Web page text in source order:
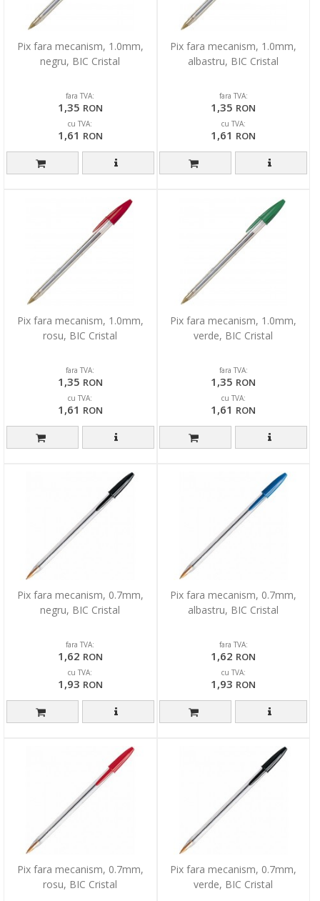
Pix fara mecanism, 1.0mm,
negru, BIC Cristal
fara TVA:
1,35 RON
cu TVA:
1,61 RON
Pix fara mecanism, 1.0mm,
albastru, BIC Cristal
fara TVA:
1,35 RON
cu TVA:
1,61 RON
Pix fara mecanism, 1.0mm,
rosu, BIC Cristal
fara TVA:
1,35 RON
cu TVA:
1,61 RON
Pix fara mecanism, 1.0mm,
verde, BIC Cristal
fara TVA:
1,35 RON
cu TVA:
1,61 RON
Pix fara mecanism, 0.7mm,
negru, BIC Cristal
fara TVA:
1,62 RON
cu TVA:
1,93 RON
Pix fara mecanism, 0.7mm,
albastru, BIC Cristal
fara TVA:
1,62 RON
cu TVA:
1,93 RON
Pix fara mecanism, 0.7mm,
rosu, BIC Cristal
Pix fara mecanism, 0.7mm,
verde, BIC Cristal